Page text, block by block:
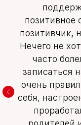
позитивное
позитивчик,
Нечего не
часто
записаться
очень
себя,